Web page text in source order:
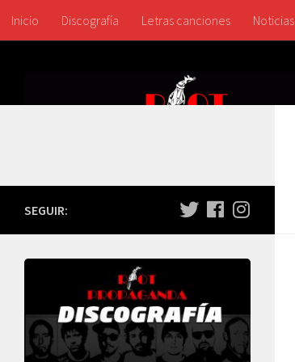
Inicio Discografía Letras canciones Noticias
SEGUIR: